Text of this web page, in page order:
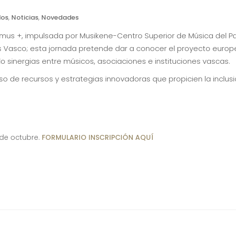
, Noticias, Novedades
+, impulsada por Musikene-Centro Superior de Música del
esta jornada pretende dar a conocer el proyecto europeo
sinergias entre músicos, asociaciones e instituciones vascas.
de recursos y estrategias innovadoras que propicien la
octubre. FORMULARIO INSCRIPCIÓN AQUÍ